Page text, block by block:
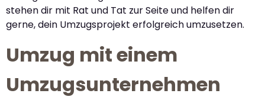
stehen dir mit Rat und Tat zur Seite und helfen dir
gerne, dein Umzugsprojekt erfolgreich umzusetzen.
Umzug mit einem
Umzugsunternehmen